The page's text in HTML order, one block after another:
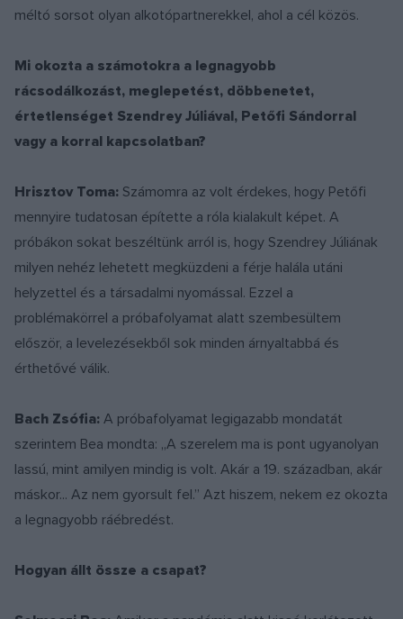
méltó sorsot olyan alkotópartnerekkel, ahol a cél közös.
Mi okozta a számotokra a legnagyobb
rácsodálkozást, meglepetést, döbbenetet,
értetlenséget Szendrey Júliával, Petőfi Sándorral
vagy a korral kapcsolatban?
Hrisztov Toma: Számomra az volt érdekes, hogy Petőfi
mennyire tudatosan építette a róla kialakult képet. A
próbákon sokat beszéltünk arról is, hogy Szendrey Júliának
milyen nehéz lehetett megküzdeni a férje halála utáni
helyzettel és a társadalmi nyomással. Ezzel a
problémakörrel a próbafolyamat alatt szembesültem
először, a levelezésekből sok minden árnyaltabbá és
érthetővé válik.
Bach Zsófia: A próbafolyamat legigazabb mondatát
szerintem Bea mondta: „A szerelem ma is pont ugyanolyan
lassú, mint amilyen mindig is volt. Akár a 19. században, akár
máskor... Az nem gyorsult fel.” Azt hiszem, nekem ez okozta
a legnagyobb ráébredést.
Hogyan állt össze a csapat?